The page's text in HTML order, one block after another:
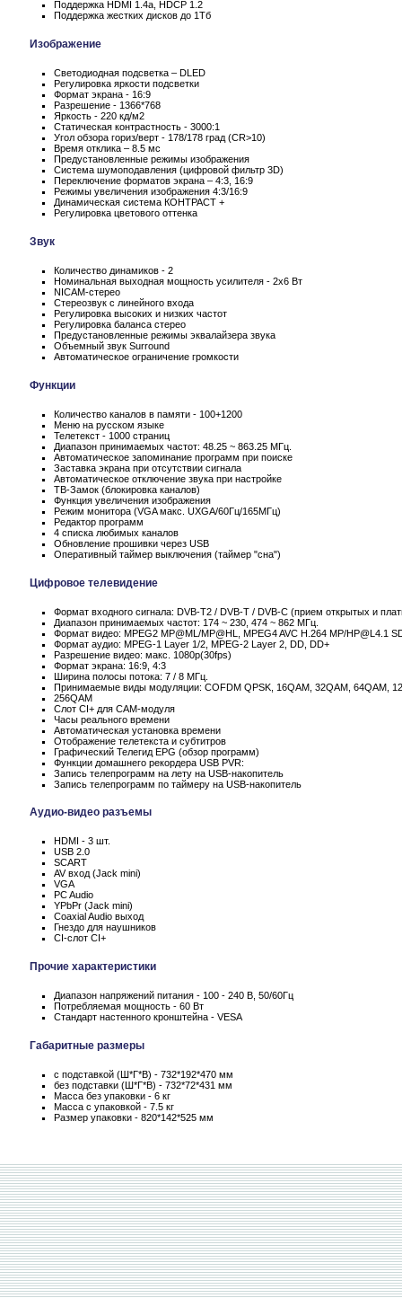
Поддержка HDMI 1.4a, HDCP 1.2
Поддержка жестких дисков до 1Тб
Изображение
Светодиодная подсветка – DLED
Регулировка яркости подсветки
Формат экрана - 16:9
Разрешение - 1366*768
Яркость - 220 кд/м2
Статическая контрастность - 3000:1
Угол обзора гориз/верт - 178/178 град (CR>10)
Время отклика – 8.5 мс
Предустановленные режимы изображения
Система шумоподавления (цифровой фильтр 3D)
Переключение форматов экрана – 4:3, 16:9
Режимы увеличения изображения 4:3/16:9
Динамическая система КОНТРАСТ +
Регулировка цветового оттенка
Звук
Количество динамиков - 2
Номинальная выходная мощность усилителя - 2x6 Вт
NICAM-стерео
Стереозвук с линейного входа
Регулировка высоких и низких частот
Регулировка баланса стерео
Предустановленные режимы эквалайзера звука
Объемный звук Surround
Автоматическое ограничение громкости
Функции
Количество каналов в памяти - 100+1200
Меню на русском языке
Телетекст - 1000 страниц
Диапазон принимаемых частот: 48.25 ~ 863.25 МГц.
Автоматическое запоминание программ при поиске
Заставка экрана при отсутствии сигнала
Автоматическое отключение звука при настройке
ТВ-Замок (блокировка каналов)
Функция увеличения изображения
Режим монитора (VGA макс. UXGA/60Гц/165MГц)
Редактор программ
4 списка любимых каналов
Обновление прошивки через USB
Оперативный таймер выключения (таймер "сна")
Цифровое телевидение
Формат входного сигнала: DVB-T2 / DVB-T / DVB-C (прием открытых и
Диапазон принимаемых частот: 174 ~ 230, 474 ~ 862 МГц.
Формат видео: MPEG2 MP@ML/MP@HL, MPEG4 AVC H.264 MP/HP@L4.1
Формат аудио: MPEG-1 Layer 1/2, MPEG-2 Layer 2, DD, DD+
Разрешение видео: макс. 1080p(30fps)
Формат экрана: 16:9, 4:3
Ширина полосы потока: 7 / 8 МГц.
Принимаемые виды модуляции: COFDM QPSK, 16QAM, 32QAM, 64QAM,
256QAM
Слот CI+ для CAM-модуля
Часы реального времени
Автоматическая установка времени
Отображение телетекста и субтитров
Графический Телегид EPG (обзор программ)
Функции домашнего рекордера USB PVR:
Запись телепрограмм на лету на USB-накопитель
Запись телепрограмм по таймеру на USB-накопитель
Аудио-видео разъемы
HDMI - 3 шт.
USB 2.0
SCART
AV вход (Jack mini)
VGA
PC Audio
YPbPr (Jack mini)
Coaxial Audio выход
Гнездо для наушников
CI-слот CI+
Прочие характеристики
Диапазон напряжений питания - 100 - 240 В, 50/60Гц
Потребляемая мощность - 60 Вт
Стандарт настенного кронштейна - VESA
Габаритные размеры
с подставкой (Ш*Г*В) - 732*192*470 мм
без подставки (Ш*Г*В) - 732*72*431 мм
Масса без упаковки - 6 кг
Масса c упаковкой - 7.5 кг
Размер упаковки - 820*142*525 мм